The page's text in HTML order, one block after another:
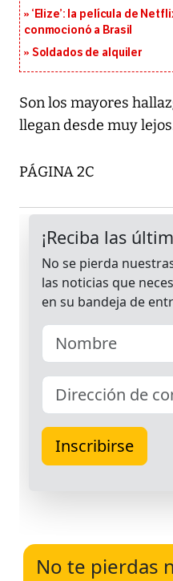
‘Elize’: la película de
conmocionó a Brasil
Soldados de alquiler
Son los mayores
llegan desde muy
PÁGINA 2C
No te pierdas